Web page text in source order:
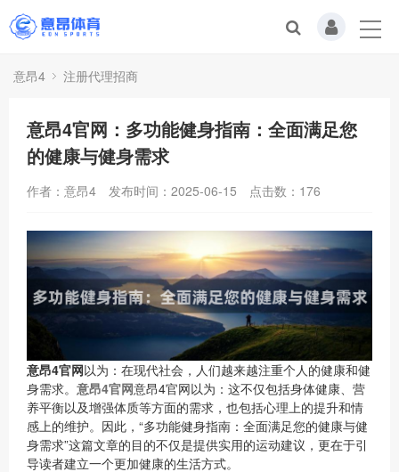
意昂4 注册代理招商
意昂4官网：多功能健身指南：全面满足您
的健康与健身需求
作者：意昂4 发布时间：2025-06-15 点击数： 176
意昂4官网以为：在现代社会，人们越来越注重个人的健康和健
身需求。 意昂4官网意昂4官网以为：这不仅包括身体健康、营
养平衡以及增强体质等方面的需求，也包括心理上的提升和情
感上的维护。因此，“多功能健身指南：全面满足您的健康与健
身需求”这篇文章的目的不仅是提供实用的运动建议，更在于引
导读者建立一个更加健康的生活方式。